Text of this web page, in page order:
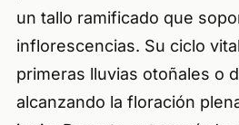
un tallo ramificado que
inflorescencias. Su ciclo
primeras lluvias otoñales o
alcanzando la floración